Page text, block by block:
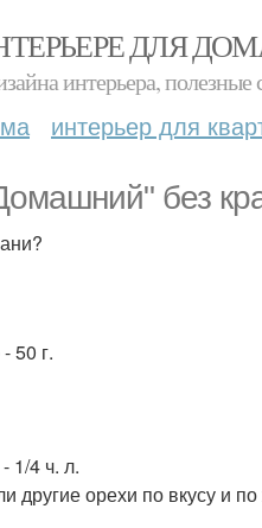
ДЛЯ
интерьера, полезные
интерьер для
без
50 г.
1/4 ч. л.
другие орехи по вкусу и